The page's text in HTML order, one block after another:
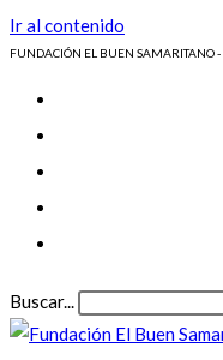
Ir al contenido
FUNDACIÓN EL BUEN SAMARITANO -
Buscar...